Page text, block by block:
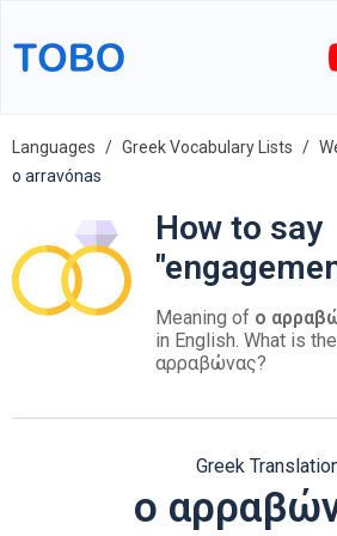
Languages Greek Vocabulary Lists
o arravónas
How to say
Meaning of ο
in English. What is
αρραβώνας?
Greek
ο